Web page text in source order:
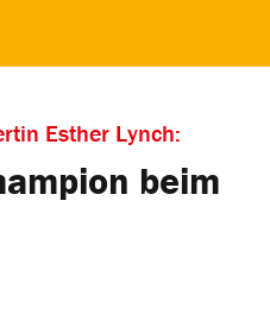
Esther Lynch:
beim